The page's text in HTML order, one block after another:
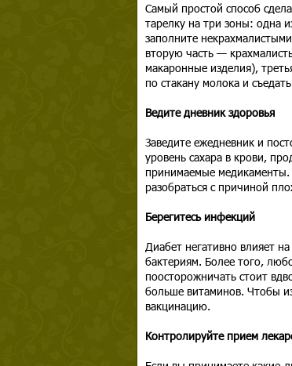
Самый простой способ
тарелку на три зоны: одна
заполните
вторую часть —
макаронные изделия),
по стакану молока и
Ведите дневник здоровья
Заведите ежедневник и
уровень сахара в крови,
принимаемые медикаменты.
разобраться с причиной
Берегитесь инфекций
Диабет негативно влияет
бактериям. Более того,
поосторожничать стоит
больше витаминов. Чтобы
вакцинацию.
Контролируйте прием